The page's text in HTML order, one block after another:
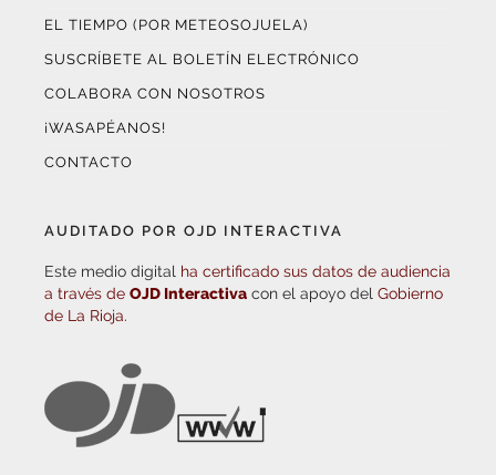
EL TIEMPO (POR METEOSOJUELA)
SUSCRÍBETE AL BOLETÍN ELECTRÓNICO
COLABORA CON NOSOTROS
¡WASAPÉANOS!
CONTACTO
AUDITADO POR OJD INTERACTIVA
Este medio digital ha certificado sus datos de audiencia
a través de OJD Interactiva con el apoyo del Gobierno
de La Rioja.